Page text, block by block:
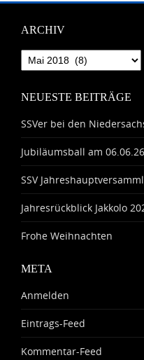
ARCHIV
Archiv
NEUESTE BEITRÄGE
SSVer bei den
Jubiläumsball am 06.06.26
SSV
Jahresrückblick Jakkolo
Frohe Weihnachten
META
Anmelden
Eintrags-Feed
Kommentar-Feed